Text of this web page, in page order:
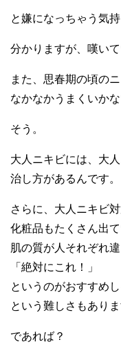
と嫌になっちゃう気
分かりますが、嘆い
また、思春期の頃の
なかなかうまくいか
そう。
大人ニキビには、大
治し方があるんです。
さらに、大人ニキビ
化粧品もたくさん出て
肌の質が人それぞれ違
「絶対にこれ！」
というのがおすすめ
という難しさもありま
であれば？